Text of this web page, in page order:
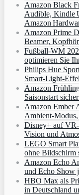
Amazon Black
Audible, Kindle
Amazon
Amazon Prime
Beamer,
Fußball-WM
optimieren Sie
Philips Hue
Amazon
Saisonstart
Amazon Ember
Disney+ auf
Vision und
LEGO Smart
ohne Bildschirm
Amazon Echo
und Echo Show
HBO Max als
in Deutschland